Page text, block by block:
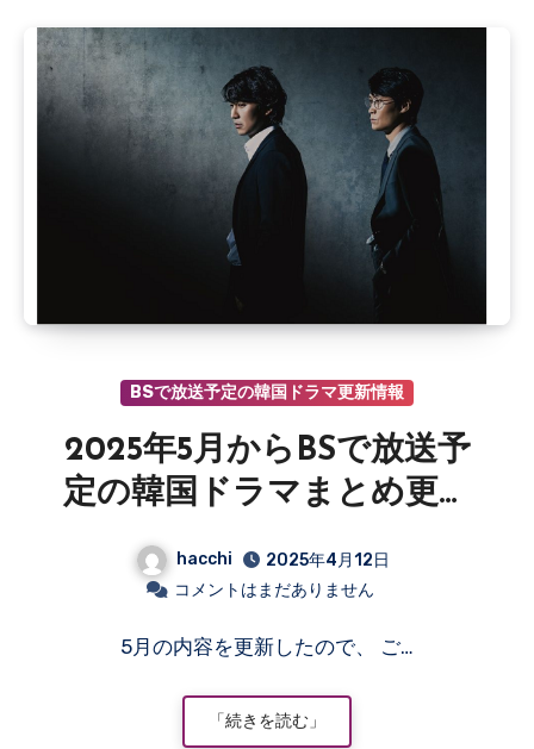
BSで放送予定の韓国ドラマ更新情報
2025年5月からBSで放送予
定の韓国ドラマまとめ更新
hacchi
2025年4月12日
コメントはまだありません
5月の内容を更新したので、 ご…
「続きを読む」